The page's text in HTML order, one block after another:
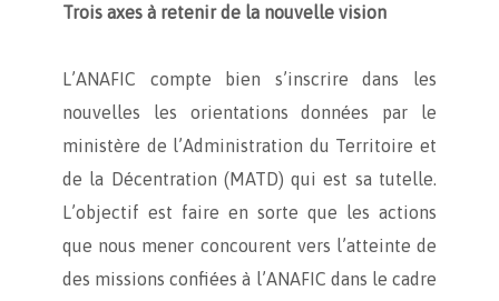
Trois axes à retenir de la nouvelle vision
L’ANAFIC compte bien s’inscrire dans les
nouvelles les orientations données par le
ministère de l’Administration du Territoire et
de la Décentration (MATD) qui est sa tutelle.
L’objectif est faire en sorte que les actions
que nous mener concourent vers l’atteinte de
des missions confiées à l’ANAFIC dans le cadre